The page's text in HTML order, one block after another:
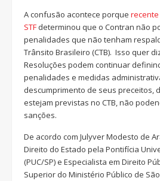
A confusão acontece porque
STF determinou que o Contran não
penalidades que não tenham
Trânsito Brasileiro (CTB). Isso quer
Resoluções podem continuar
penalidades e medidas
descumprimento de seus preceitos,
estejam previstas no CTB, não
sanções.
De acordo com Julyver Modesto de
Direito do Estado pela Pontifícia
(PUC/SP) e Especialista em Direito
Superior do Ministério Público de São